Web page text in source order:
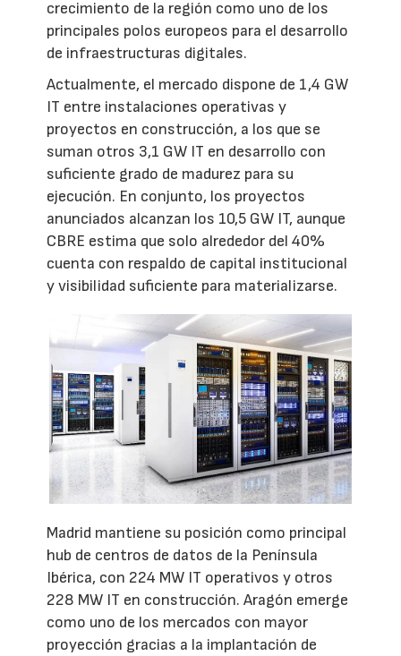
crecimiento de la región como uno de los
principales polos europeos para el desarrollo
de infraestructuras digitales.
Actualmente, el mercado dispone de 1,4 GW
IT entre instalaciones operativas y
proyectos en construcción, a los que se
suman otros 3,1 GW IT en desarrollo con
suficiente grado de madurez para su
ejecución. En conjunto, los proyectos
anunciados alcanzan los 10,5 GW IT, aunque
CBRE estima que solo alrededor del 40%
cuenta con respaldo de capital institucional
y visibilidad suficiente para materializarse.
Madrid mantiene su posición como principal
hub de centros de datos de la Península
Ibérica, con 224 MW IT operativos y otros
228 MW IT en construcción. Aragón emerge
como uno de los mercados con mayor
proyección gracias a la implantación de